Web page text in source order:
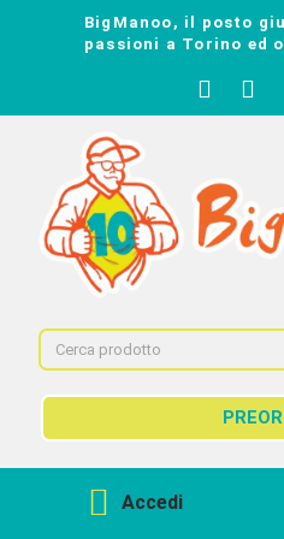
BigManoo, il posto
passioni a Torino ed
Accedi